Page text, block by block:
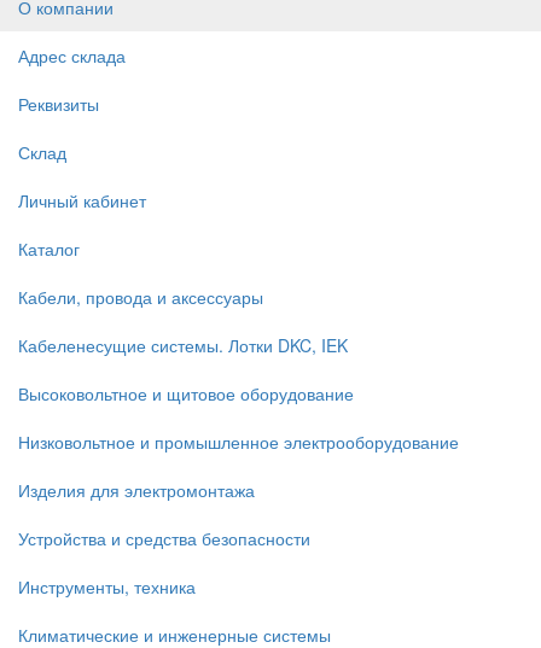
О компании
Адрес склада
Реквизиты
Склад
Личный кабинет
Каталог
Кабели, провода и аксессуары
Кабеленесущие системы. Лотки DKC, IEK
Высоковольтное и щитовое оборудование
Низковольтное и промышленное электрооборудование
Изделия для электромонтажа
Устройства и средства безопасности
Инструменты, техника
Климатические и инженерные системы